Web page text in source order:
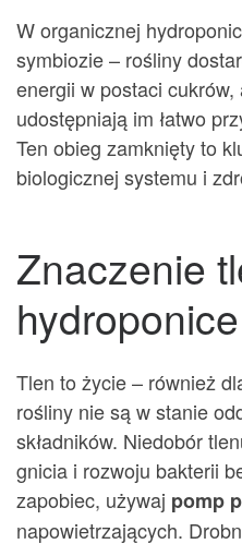
W organicznej
symbiozie – rośliny
energii w postaci cukrów,
udostępniają im łatwo
Ten obieg zamknięty to
biologicznej systemu i
Znaczenie
Tlen to życie – również
rośliny nie są w stanie
składników. Niedobór
gnicia i rozwoju bakterii
zapobiec, używaj pomp
napowietrzających.